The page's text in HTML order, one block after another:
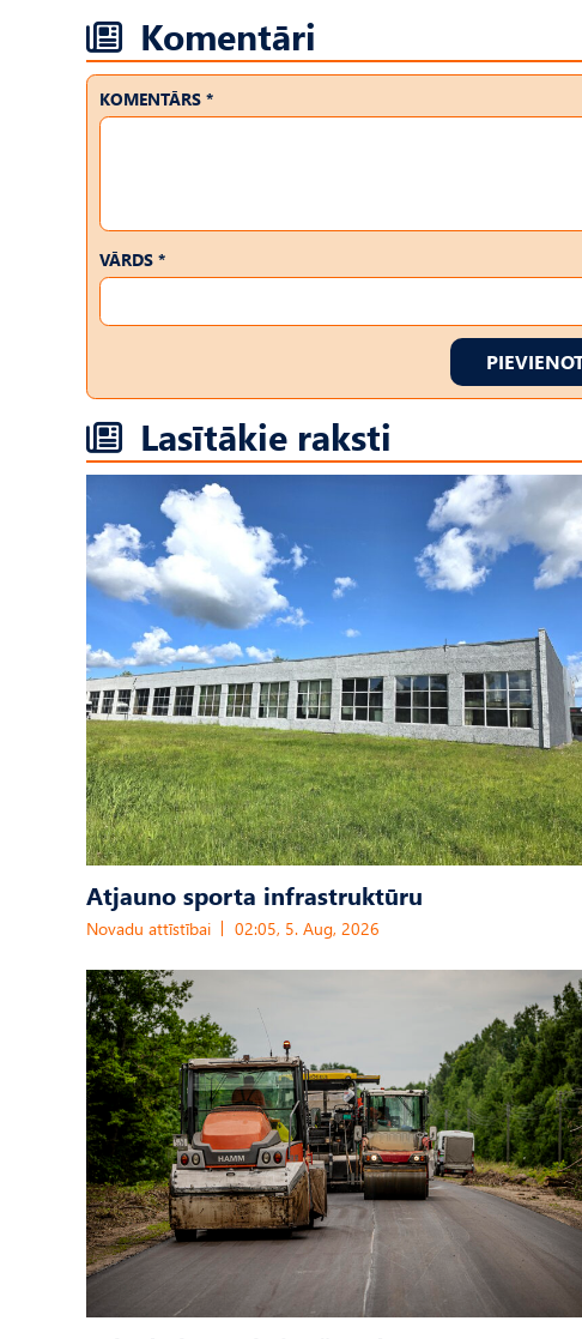
Komentāri
KOMENTĀRS *
VĀRDS *
Lasītākie raksti
Atjauno sporta infrastruktūru
Novadu attīstībai 02:05, 5. Aug, 2026